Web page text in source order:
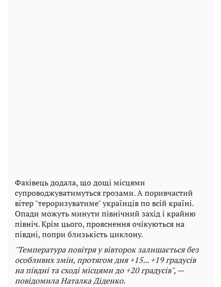
Фахівець додала, що дощі місцями
супроводжуватимуться грозами. А поривчастий
вітер "тероризуватиме" українців по всій країні.
Опади можуть минути північний захід і крайню
північ. Крім цього, прояснення очікуються на
півдні, попри близькість циклону.
"Температура повітря у вівторок залишається без
особливих змін, протягом дня +15... +19 градусів
на півдні та сході місцями до +20 градусів", —
повідомила Наталка Діденко.